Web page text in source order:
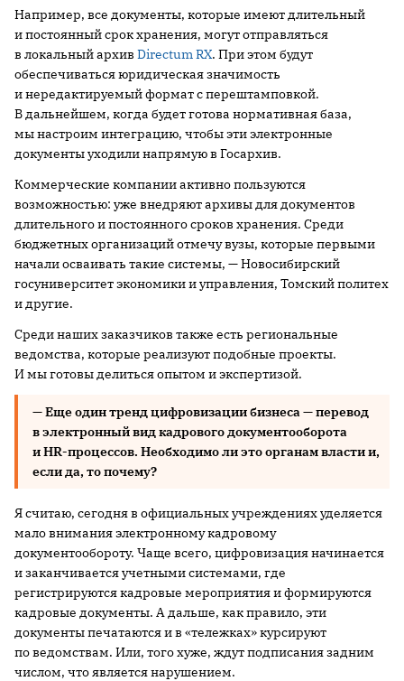
Например, все документы, которые имеют длительный
и постоянный срок хранения, могут отправляться
в локальный архив Directum RX. При этом будут
обеспечиваться юридическая значимость
и нередактируемый формат с перештамповкой.
В дальнейшем, когда будет готова нормативная база,
мы настроим интеграцию, чтобы эти электронные
документы уходили напрямую в Госархив.
Коммерческие компании активно пользуются
возможностью: уже внедряют архивы для документов
длительного и постоянного сроков хранения. Среди
бюджетных организаций отмечу вузы, которые первыми
начали осваивать такие системы, — Новосибирский
госуниверситет экономики и управления, Томский политех
и другие.
Среди наших заказчиков также есть региональные
ведомства, которые реализуют подобные проекты.
И мы готовы делиться опытом и экспертизой.
—Еще один тренд цифровизации бизнеса — перевод
в электронный вид кадрового документооборота
иHR-процессов. Необходимо ли это органам власти и,
если да, то почему?
Я считаю, сегодня в официальных учреждениях уделяется
мало внимания электронному кадровому
документообороту. Чаще всего, цифровизация начинается
и заканчивается учетными системами, где
регистрируются кадровые мероприятия и формируются
кадровые документы. А дальше, как правило, эти
документы печатаются и в «тележках» курсируют
по ведомствам. Или, того хуже, ждут подписания задним
числом, что является нарушением.